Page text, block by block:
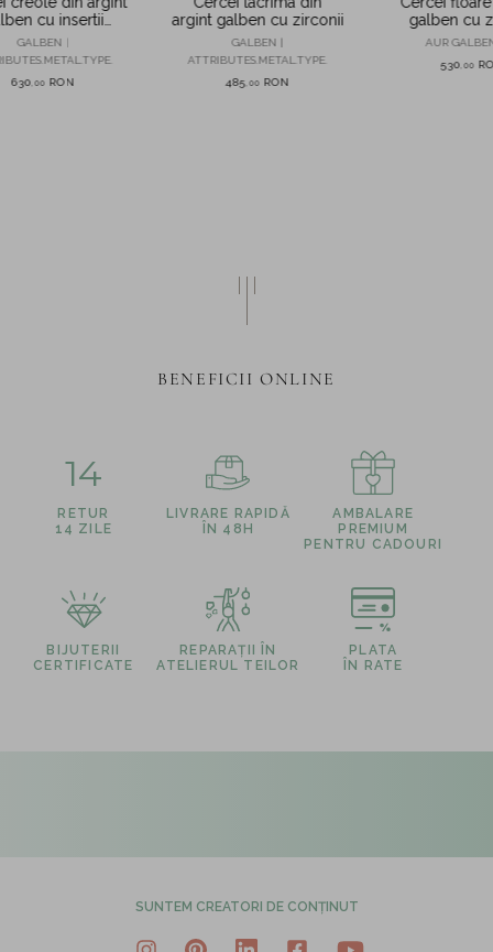
cu insertii
si zirconii
GALBEN |
630 00 RON
argint galben cu zirconii
GALBEN |
ATTRIBUTES.METAL.TYPE.
485 ,00 RON
galben cu
AUR
530 00
BENEFICII ONLINE
14
RETUR
14 ZILE
LIVRARE RAPIDĂ
ÎN 48H
AMBALARE
PREMIUM
PENTRU CADOURI
BIJUTERII
CERTIFICATE
REPARAȚII ÎN
ATELIERUL TEILOR
PLATA
ÎN RATE
SUNTEM CREATORI DE CONȚINUT